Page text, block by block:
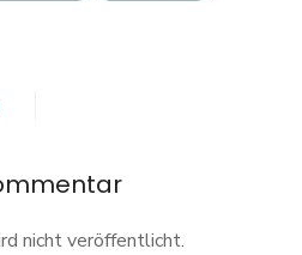
nicht veröffentlicht.